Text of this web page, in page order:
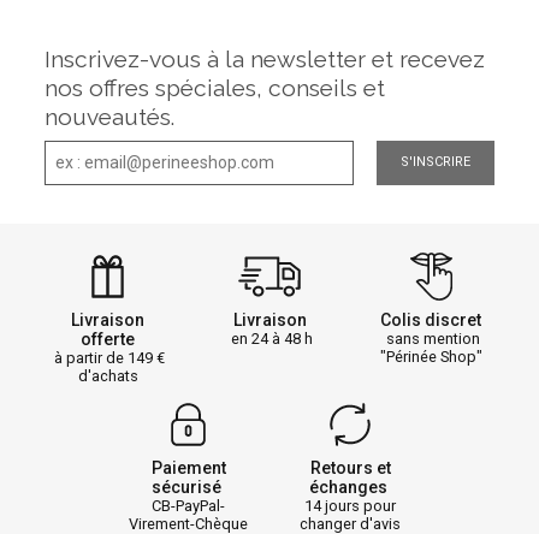
Inscrivez-vous à la newsletter et recevez
nos offres spéciales, conseils et
nouveautés.
S'INSCRIRE
Livraison
offerte
à partir de 149
d'achats
Livraison
en 24 à 48 h
Colis discret
sans mention
"Périnée Shop"
Paiement
sécurisé
CB-PayPal-
Virement-Chèque
Retours et
échanges
14 jours pour
changer d'avis